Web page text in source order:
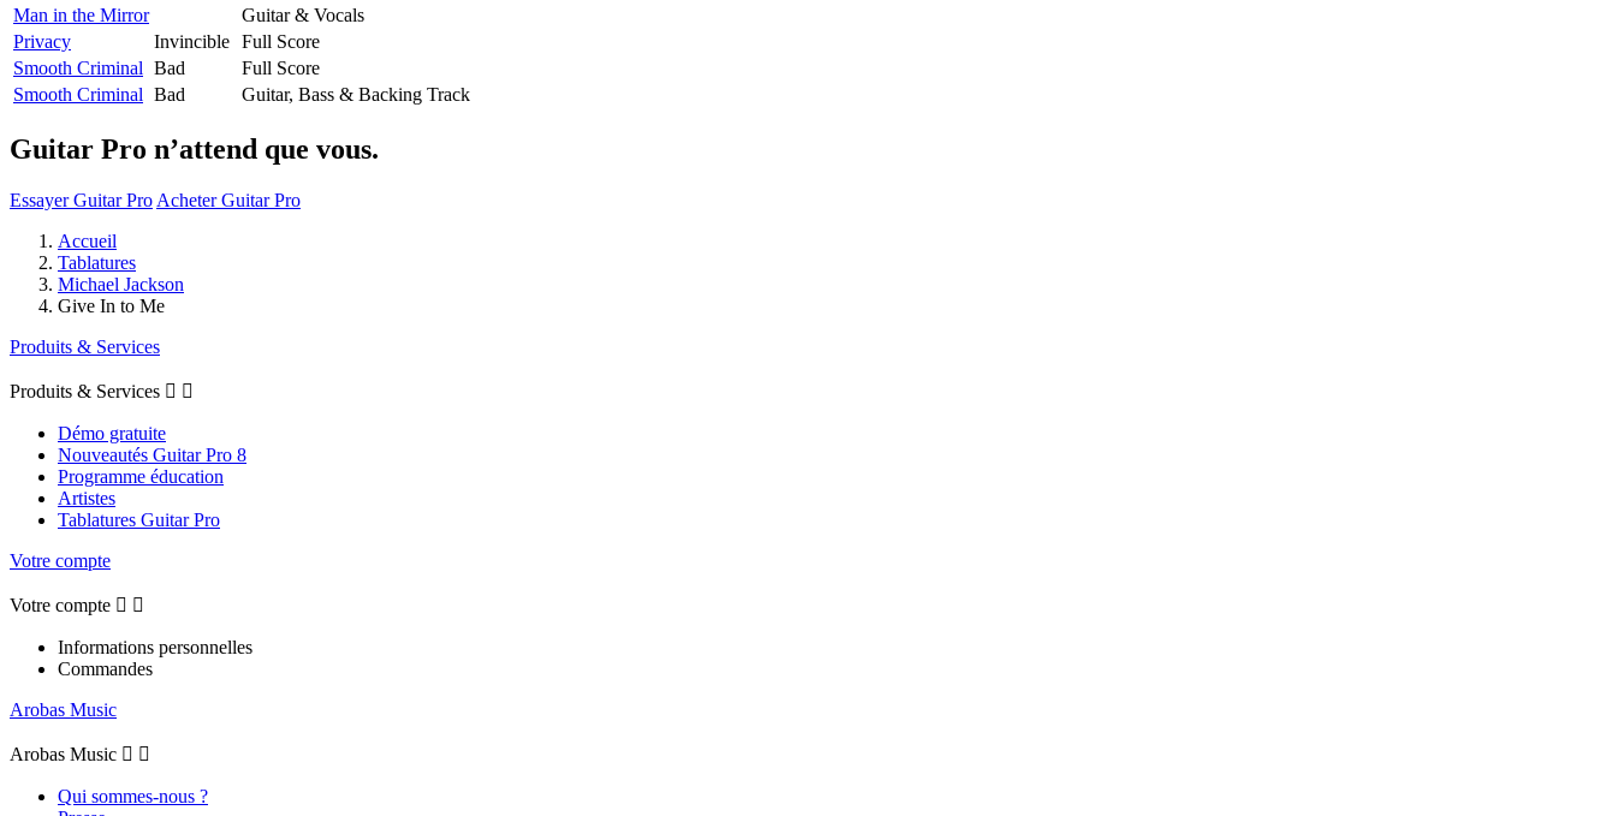
Man in the Mirror
Guitar & Vocals
Privacy
Invincible Full Score
Smooth Criminal Bad
Full Score
Smooth Criminal Bad Guitar, Bass & Backing Track
Guitar Pro n’attend que vous.
Essayer Guitar Pro Acheter Guitar Pro
Accueil
Tablatures
Michael Jackson
Give In to Me
Produits & Services
Produits & Services  
Démo gratuite
Nouveautés Guitar Pro 8
Programme éducation
Artistes
Tablatures Guitar Pro
Votre compte
Votre compte  
Informations personnelles
Commandes
Arobas Music
Arobas Music  
Qui sommes-nous ?